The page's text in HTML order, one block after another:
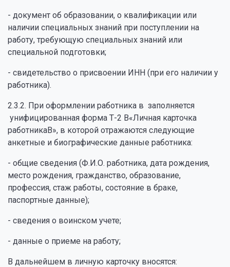
- документ об образовании, о квалификации или
наличии специальных знаний при поступлении на
работу, требующую специальных знаний или
специальной подготовки;
- свидетельство о присвоении ИНН (при его наличии у
работника).
2.3.2. При оформлении работника в заполняется
унифицированная форма Т-2 В«Личная карточка
работникаВ», в которой отражаются следующие
анкетные и биографические данные работника:
- общие сведения (Ф.И.О. работника, дата рождения,
место рождения, гражданство, образование,
профессия, стаж работы, состояние в браке,
паспортные данные);
- сведения о воинском учете;
- данные о приеме на работу;
В дальнейшем в личную карточку вносятся: